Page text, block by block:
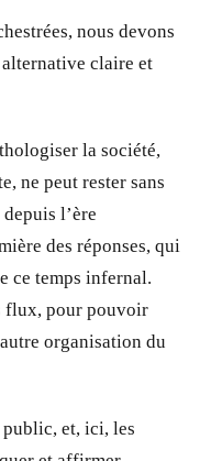
nous devons
claire et
la société,
ne peut rester sans
l’ère
des réponses, qui
ce temps infernal.
flux, pour pouvoir
organisation du
et, ici, les